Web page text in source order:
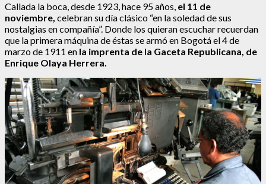
Callada la boca, desde 1923, hace 95 años, el 11 de
noviembre, celebran su día clásico “en la soledad de sus
nostalgias en compañía”. Donde los quieran escuchar recuerdan
que la primera máquina de éstas se armó en Bogotá el 4 de
marzo de 1911 en la imprenta de la Gaceta Republicana, de
Enrique Olaya Herrera.